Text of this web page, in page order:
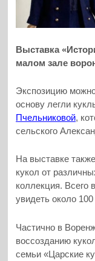
Выставка
малом зале
Экспозицию
основу легли
Пчельниковой,
сельского
На выставке
кукол от
коллекция. Всего
увидеть около 100
Частично в
воссозданию
семьи «Царские